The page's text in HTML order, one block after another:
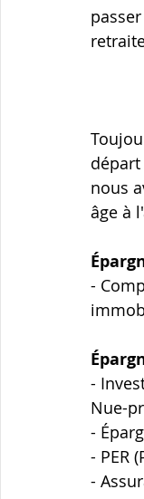
nous
âge à
-
-
Nue-
-
- PER
-